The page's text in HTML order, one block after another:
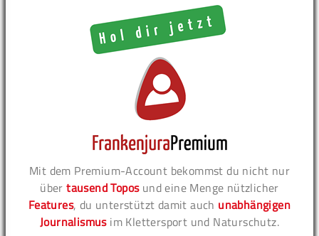
Mit dem Premium-Account bekommst du nicht nur
übertausend Toposund eine Menge nützlicher
Features, du unterstützt damit auch unabhängigen
Journalismusim Klettersport und Naturschutz.